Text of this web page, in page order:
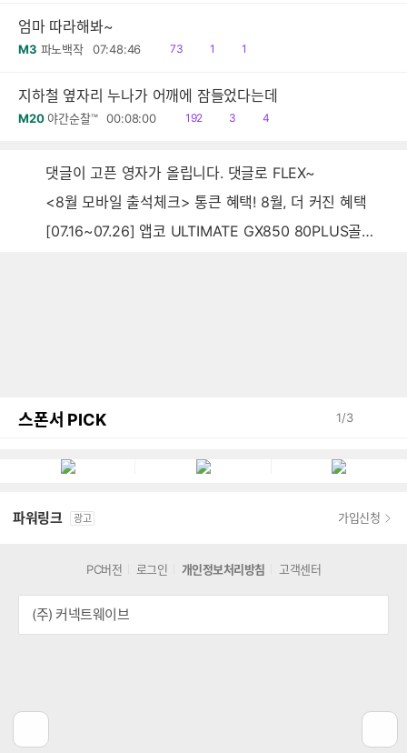
엄마 따라해봐~
M3 파노백작 07:48:46
읽
73
공1
댓1
지하철 옆자리 누나가 어깨에 잠들었다는데
M20 야간순찰™ 00:08:00
읽
192
공
3
댓
4
댓글이 고픈 영자가 올립니다. 댓글로 FLEX~
<8월 모바일 출석체크> 통큰 혜택! 8월, 더 커진 혜택
[07.16~07.26] 앱코 ULTIMATE GX850 80PLUS골드 풀모듈러 ATX3.0 블랙
스폰서 PICK 1/3
파워링크 광고 가입신청
PC버전 로그인 개인정보처리방침 고객센터
(주) 커넥트웨이브